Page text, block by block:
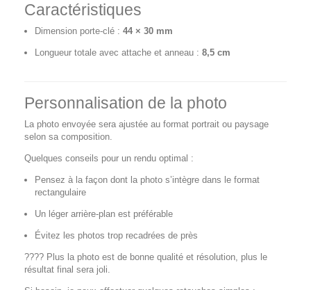
Caractéristiques
Dimension porte-clé : 44 × 30 mm
Longueur totale avec attache et anneau : 8,5 cm
Personnalisation de la photo
La photo envoyée sera ajustée au format portrait ou paysage
selon sa composition.
Quelques conseils pour un rendu optimal :
Pensez à la façon dont la photo s’intègre dans le format
rectangulaire
Un léger arrière-plan est préférable
Évitez les photos trop recadrées de près
???? Plus la photo est de bonne qualité et résolution, plus le
résultat final sera joli.